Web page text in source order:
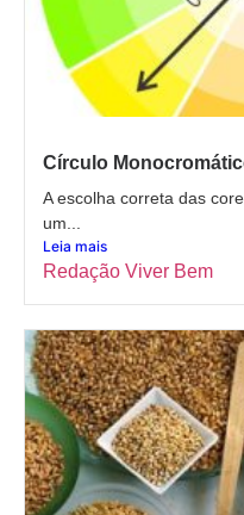
Círculo
A escolha correta das
um...
Leia mais
Redação Viver Bem